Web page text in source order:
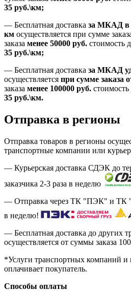
35 руб.\км;
— Бесплатная доставка за МКАД в
км осуществляется при сумме
заказа менее 50000 руб. стоимость
35 руб.\км;
— Бесплатная доставка за МКАД
осуществляется при сумме заказа
заказа менее 100000 руб. стоимость
35 руб.\км.
Отправка в регионы
Отправка товаров в регионы
транспортные компании или
— Курьерская доставка СДЭК до
заказчика 2-3 раза в неделю
— Отправка через ТК "ПЭК" и ТК
в неделю!
— Бесплатная доставка до других
осуществляется от суммы заказа
*Услуги транспортных компаний и
оплачивает покупатель.
Способы оплаты